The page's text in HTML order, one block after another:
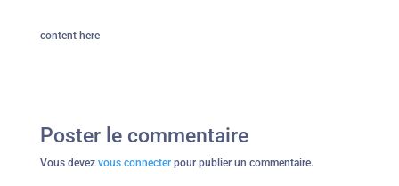
content here
Poster le commentaire
Vous devez vous connecterpour publier un commentaire.